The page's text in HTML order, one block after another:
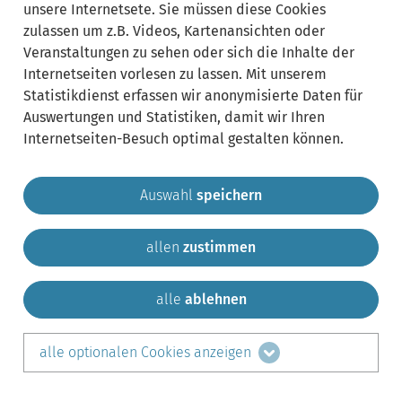
Gemeinde Krailling Impressum
Sitemap
Kontakt
teilen auf:
LinkedIn
unsere Internetsete. Sie müssen diese Cookies
zulassen um z.B. Videos, Kartenansichten oder
Veranstaltungen zu sehen oder sich die Inhalte der
Internetseiten vorlesen zu lassen. Mit unserem
Statistikdienst erfassen wir anonymisierte Daten für
Auswertungen und Statistiken, damit wir Ihren
Internetseiten-Besuch optimal gestalten können.
Auswahl speichern
allen zustimmen
alle ablehnen
alle optionalen Cookies anzeigen